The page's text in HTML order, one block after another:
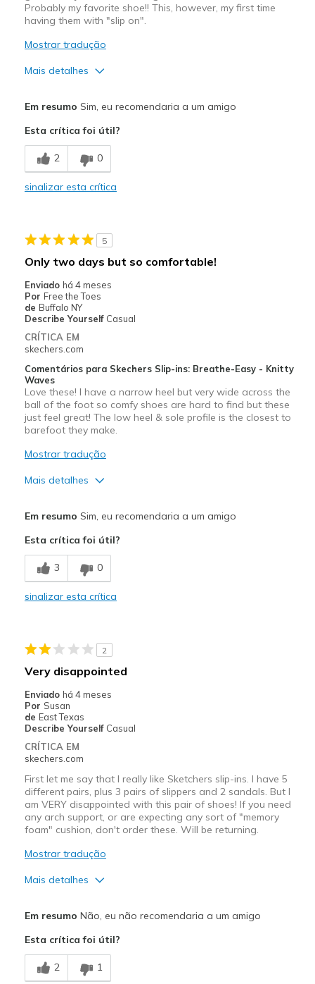
Probably my favorite shoe!! This, however, my first time
having them with "slip on".
Mostrar tradução
Mais detalhes
Breathe Well
Comfortable
Casual Wear
Travel
Width
Sizing
View On Shoes
Shoes are for Wearing
Em resumo Sim, eu recomendaria a um amigo
Esta crítica foi útil?
2 0
sinalizar esta crítica
5
Only two days but so comfortable!
Enviado há 4 meses
Por Free the Toes
de Buffalo NY
Describe Yourself Casual
CRÍTICA EM
skechers.com
Comentários para Skechers Slip-ins: Breathe-Easy - Knitty
Waves
Love these! I have a narrow heel but very wide across the
ball of the foot so comfy shoes are hard to find but these
just feel great! The low heel & sole profile is the closest to
barefoot they make.
Mostrar tradução
Mais detalhes
Breathe Well
Comfortable
Sizing
Feels true to size
Em resumo Sim, eu recomendaria a um amigo
Esta crítica foi útil?
3 0
sinalizar esta crítica
2
Very disappointed
Enviado há 4 meses
Por Susan
de East Texas
Describe Yourself Casual
CRÍTICA EM
skechers.com
First let me say that I really like Sketchers slip-ins. I have 5
different pairs, plus 3 pairs of slippers and 2 sandals. But I
am VERY disappointed with this pair of shoes! If you need
any arch support, or are expecting any sort of "memory
foam" cushion, don't order these. Will be returning.
Mostrar tradução
Mais detalhes
Contras
No arch
Em resumo Não, eu não recomendaria a um amigo
Esta crítica foi útil?
2 1